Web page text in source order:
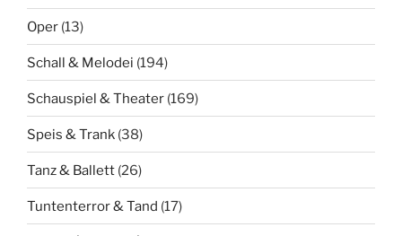
Oper (13)
Schall & Melodei (194)
Schauspiel & Theater (169)
Speis & Trank (38)
Tanz & Ballett (26)
Tuntenterror & Tand (17)